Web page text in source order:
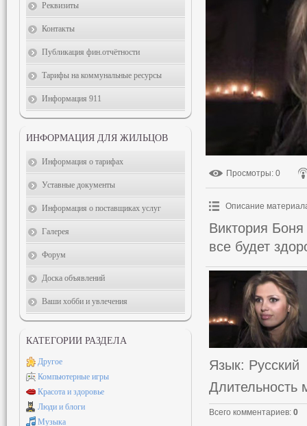
Просмотры: 0
Описание
Виктория
все будет
Язык: Русский
Длительность
Всего комментариев: 0
Реквизиты
Контакты
Публикация фин.отчётности
Тарифы на коммунальные ресурсы
Информация 911
ИНФОРМАЦИЯ ДЛЯ ЖИЛЬЦОВ
Информация о тарифах
Уставные документы
Информация о поставщиках услуг
Галерея
Форум
Доска объявлений
Ваши хобби и увлечения
КАТЕГОРИИ РАЗДЕЛА
Другое
Компьютерные игры
Красота и здоровье
Люди и блоги
Музыка